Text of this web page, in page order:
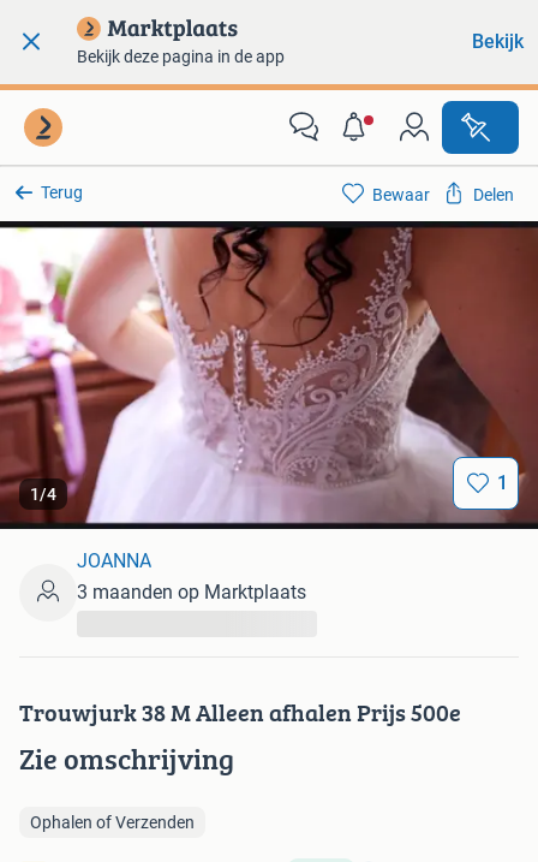
Bekijk deze pagina in de app
Bekijk
Terug
1/4 1
Bewaar Delen
Trouwjurk 38 M Alleen afhalen Prijs 500e
Zie omschrijving
Ophalen of Verzenden
JOANNA
3 maanden op Marktplaats